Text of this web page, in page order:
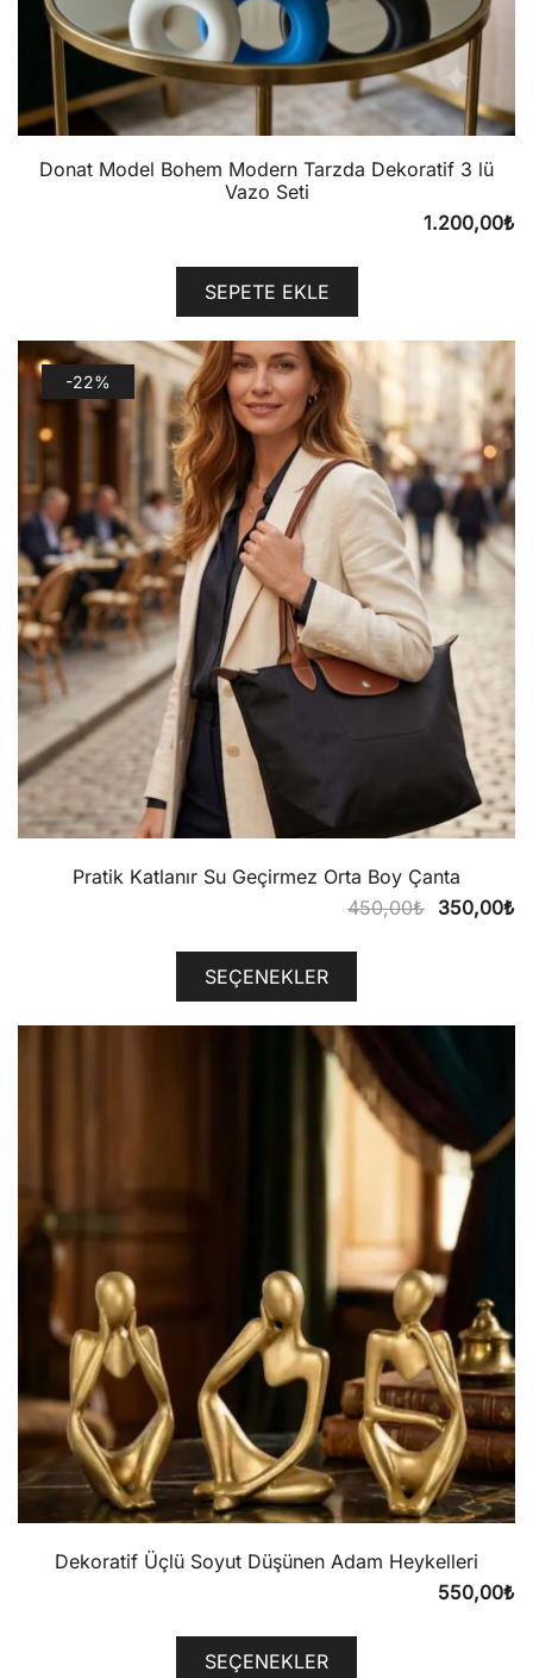
Donat Model Bohem Modern Tarzda Dekoratif 3 lü
Vazo Seti
1.200,00₺
SEPETE EKLE
-22%
Pratik Katlanır Su Geçirmez Orta Boy Çanta
450,00₺ Orijinal
350,00₺
SEÇENEKLER
Dekoratif Üçlü Soyut Düşünen Adam Heykelleri
550,00₺
SEÇENEKLER